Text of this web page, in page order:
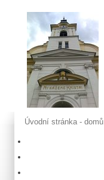
Úvodní stránka - domů